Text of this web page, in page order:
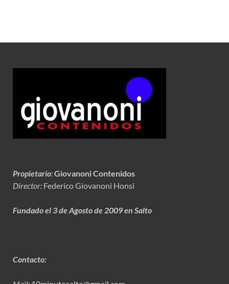
Propietario:Giovanoni Contenidos
Director: Federico Giovanoni Honsi
Fundado el 3 de Agosto de 2009 en Salto
Contacto: